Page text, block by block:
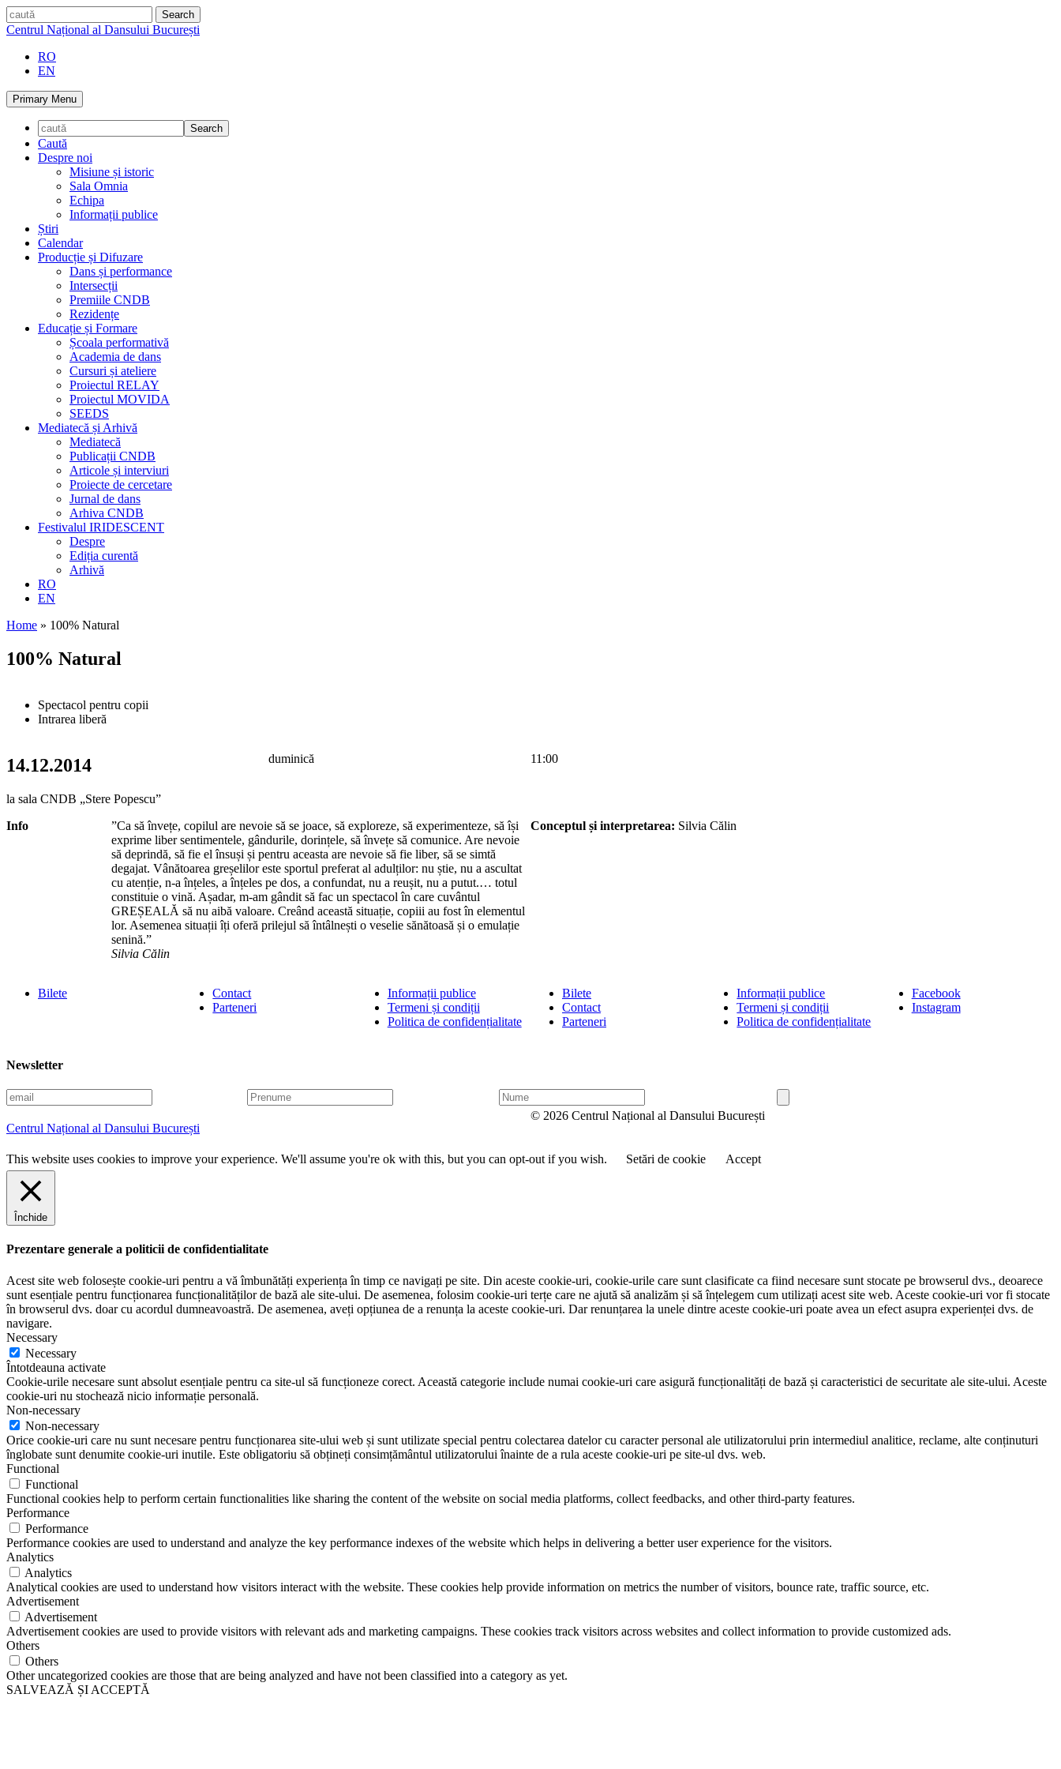
Skip
to
caută
Centrul Național al Dansului București
RO
EN
Primary Menu
Caută
Despre noi
Misiune și istoric
Sala Omnia
Echipa
Informații publice
Știri
Calendar
Producție și Difuzare
Dans și performance
Intersecții
Premiile CNDB
Rezidențe
Educație și Formare
Școala performativă
Academia de dans
Cursuri și ateliere
Proiectul RELAY
Proiectul MOVIDA
SEEDS
Mediatecă și Arhivă
Mediatecă
Publicații CNDB
Articole și interviuri
Proiecte de cercetare
Jurnal de dans
Arhiva CNDB
Festivalul IRIDESCENT
Despre
Ediția curentă
Arhivă
RO
EN
Home » 100% Natural
100% Natural
Spectacol pentru copii
Intrarea liberă
14.12.2014 duminică 11:00
la sala CNDB „Stere Popescu”
Info
”Ca să învețe, copilul are nevoie să se joace, să exploreze, să experimenteze, să își
exprime liber sentimentele, gândurile, dorințele, să învețe să comunice. Are nevoie
să deprindă, să fie el însuși și pentru aceasta are nevoie să fie liber, să se simtă
degajat. Vânătoarea greșelilor este sportul preferat al adulților: nu știe, nu a ascultat
cu atenție, n-a înțeles, a înțeles pe dos, a confundat, nu a reușit, nu a putut.… totul
constituie o vină. Așadar, m-am gândit să fac un spectacol în care cuvântul
GREȘEALĂ să nu aibă valoare. Creând această situație, copiii au fost în elementul
lor. Asemenea situații îți oferă prilejul să întâlnești o veselie sănătoasă și o emulație
senină.”
Silvia Călin
Conceptul și interpretarea: Silvia Călin
Bilete
Contact
Parteneri
Informații publice
Termeni și condiții
Politica de confidențialitate
Bilete
Contact
Parteneri
Informații publice
Termeni și condiții
Politica de confidențialitate
Facebook
Instagram
Newsletter
E
m
a
i
l
P
r
u
m
N
u
Centrul Național al Dansului București
© 2026 Centrul Național al Dansului București
This website uses cookies to improve your experience. We'll assume you're ok with this, but you can opt-out if you wish. Setări de cookie Accept
Închide
Prezentare generale a politicii de confidentialitate
Acest site web folosește cookie-uri pentru a vă îmbunătăți experiența în timp ce navigați pe site. Din aceste cookie-uri, cookie-urile care sunt clasificate ca fiind necesare sunt stocate pe browserul dvs., deoarece
sunt esențiale pentru funcționarea funcționalităților de bază ale site-ului. De asemenea, folosim cookie-uri terțe care ne ajută să analizăm și să înțelegem cum utilizați acest site web. Aceste cookie-uri vor fi stocate
în browserul dvs. doar cu acordul dumneavoastră. De asemenea, aveți opțiunea de a renunța la aceste cookie-uri. Dar renunțarea la unele dintre aceste cookie-uri poate avea un efect asupra experienței dvs. de
navigare.
Necessary
Necessary
Întotdeauna activate
Cookie-urile necesare sunt absolut esențiale pentru ca site-ul să funcționeze corect. Această categorie include numai cookie-uri care asigură funcționalități de bază și caracteristici de securitate ale site-ului. Aceste
cookie-uri nu stochează nicio informație personală.
Non-necessary
Non-necessary
Orice cookie-uri care nu sunt necesare pentru funcționarea site-ului web și sunt utilizate special pentru colectarea datelor cu caracter personal ale utilizatorului prin intermediul analitice, reclame, alte conținuturi
înglobate sunt denumite cookie-uri inutile. Este obligatoriu să obțineți consimțământul utilizatorului înainte de a rula aceste cookie-uri pe site-ul dvs. web.
Functional
Functional
Functional cookies help to perform certain functionalities like sharing the content of the website on social media platforms, collect feedbacks, and other third-party features.
Performance
Performance
Performance cookies are used to understand and analyze the key performance indexes of the website which helps in delivering a better user experience for the visitors.
Analytics
Analytics
Analytical cookies are used to understand how visitors interact with the website. These cookies help provide information on metrics the number of visitors, bounce rate, traffic source, etc.
Advertisement
Advertisement
Advertisement cookies are used to provide visitors with relevant ads and marketing campaigns. These cookies track visitors across websites and collect information to provide customized ads.
Others
Others
Other uncategorized cookies are those that are being analyzed and have not been classified into a category as yet.
SALVEAZĂ ȘI ACCEPTĂ